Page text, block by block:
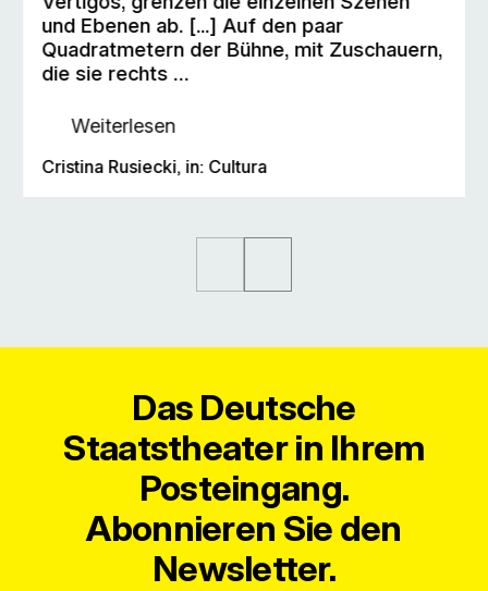
und Ebenen ab. [...] Auf den paar
Quadratmetern der Bühne, mit Zuschauern,
die sie rechts …
Weiterlesen
Cristina Rusiecki, in: Cultura
Das Deutsche
Staatstheater in Ihrem
Posteingang.
Abonnieren Sie den
Newsletter.